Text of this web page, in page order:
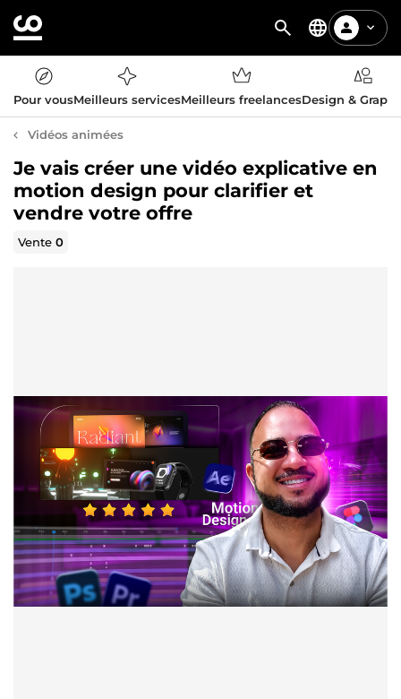
Pour vousMeilleurs servicesMeilleurs freelancesDesign &
Vidéos animées
Je vais créer une vidéo explicative en
motion design pour clarifier et
vendre votre offre
Vente0